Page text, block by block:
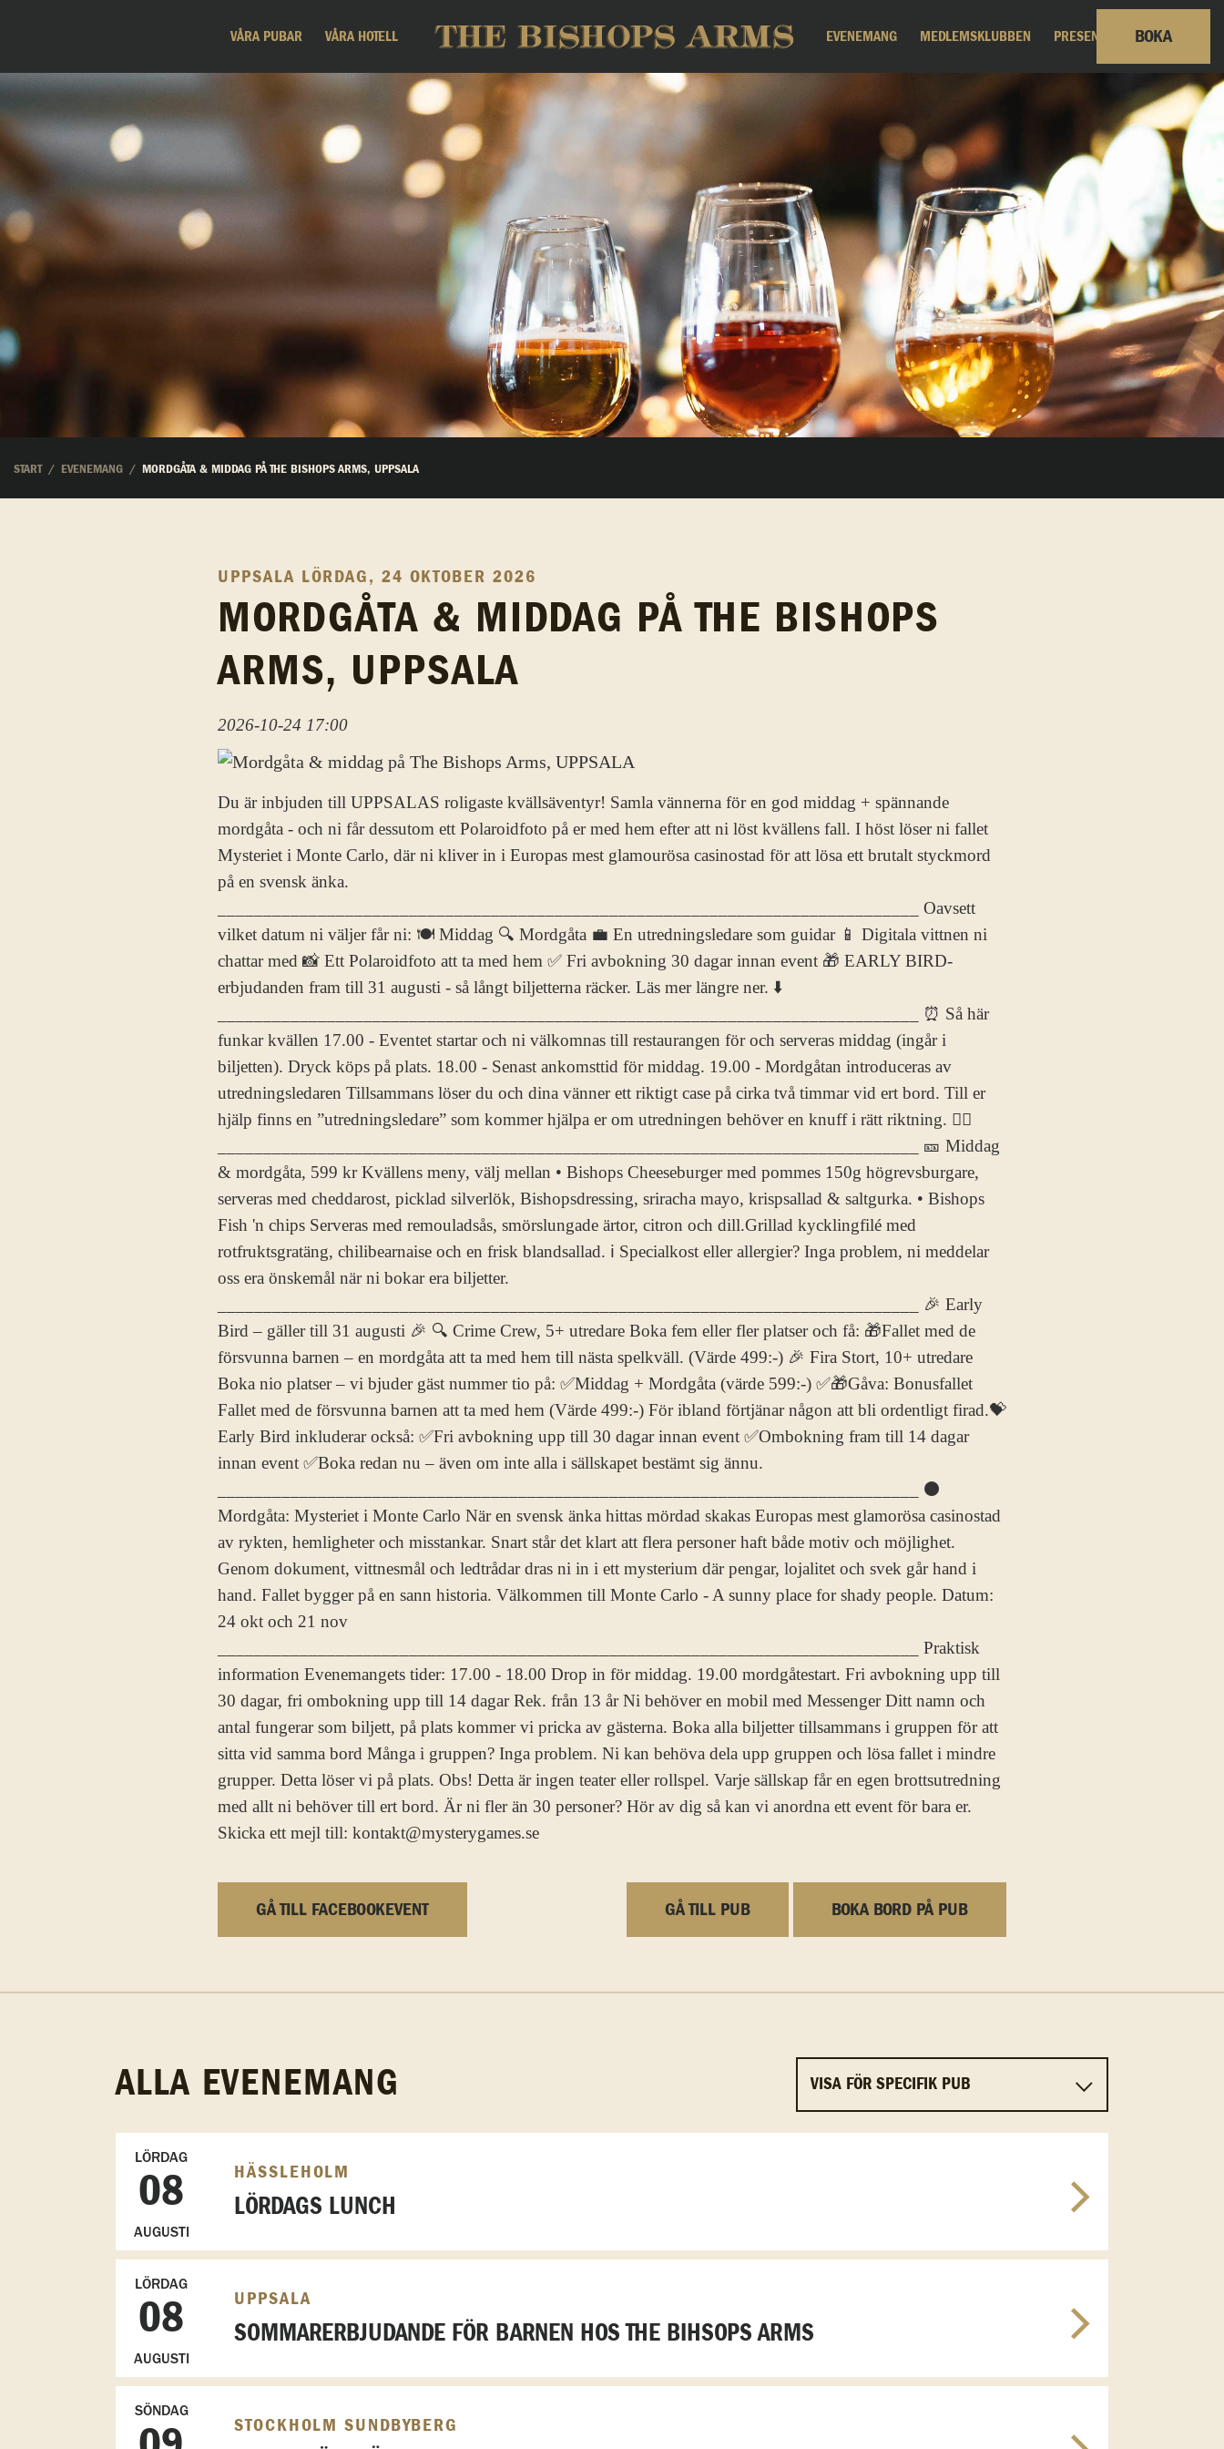
VÅRA PUBAR VÅRA HOTELL EVENEMANG MEDLEMSKLUBBEN PRESENTKORT BOKA
START EVENEMANG MORDGÅTA & MIDDAG PÅ THE BISHOPS ARMS, UPPSALA
UPPSALA LÖRDAG, 24 OKTOBER 2026
MORDGÅTA & MIDDAG PÅ THE BISHOPS
ARMS, UPPSALA
2026-10-24 17:00
Du är inbjuden till UPPSALAS roligaste kvällsäventyr! Samla vännerna för en god middag + spännande
mordgåta - och ni får dessutom ett Polaroidfoto på er med hem efter att ni löst kvällens fall. I höst löser ni fallet
Mysteriet i Monte Carlo, där ni kliver in i Europas mest glamourösa casinostad för att lösa ett brutalt styckmord
på en svensk änka.
_____________________________________________________________________________ Oavsett
vilket datum ni väljer får ni: 🍽️ Middag 🔍 Mordgåta 💼 En utredningsledare som guidar 📱 Digitala vittnen ni
chattar med 📸 Ett Polaroidfoto att ta med hem ✅ Fri avbokning 30 dagar innan event 🎁 EARLY BIRD-
erbjudanden fram till 31 augusti - så långt biljetterna räcker. Läs mer längre ner. ⬇️
_____________________________________________________________________________ ⏰ Så här
funkar kvällen 17.00 - Eventet startar och ni välkomnas till restaurangen för och serveras middag (ingår i
biljetten). Dryck köps på plats. 18.00 - Senast ankomsttid för middag. 19.00 - Mordgåtan introduceras av
utredningsledaren Tillsammans löser du och dina vänner ett riktigt case på cirka två timmar vid ert bord. Till er
hjälp finns en ”utredningsledare” som kommer hjälpa er om utredningen behöver en knuff i rätt riktning. 🕵️‍♀️
_____________________________________________________________________________ 🎫 Middag
& mordgåta, 599 kr Kvällens meny, välj mellan • Bishops Cheeseburger med pommes 150g högrevsburgare,
serveras med cheddarost, picklad silverlök, Bishopsdressing, sriracha mayo, krispsallad & saltgurka. • Bishops
Fish 'n chips Serveras med remouladsås, smörslungade ärtor, citron och dill.Grillad kycklingfilé med
rotfruktsgratäng, chilibearnaise och en frisk blandsallad. ℹ️ Specialkost eller allergier? Inga problem, ni meddelar
oss era önskemål när ni bokar era biljetter.
_____________________________________________________________________________ 🎉 Early
Bird – gäller till 31 augusti 🎉 🔍 Crime Crew, 5+ utredare Boka fem eller fler platser och få: 🎁Fallet med de
försvunna barnen – en mordgåta att ta med hem till nästa spelkväll. (Värde 499:-) 🎉 Fira Stort, 10+ utredare
Boka nio platser – vi bjuder gäst nummer tio på: ✅Middag + Mordgåta (värde 599:-) ✅🎁Gåva: Bonusfallet
Fallet med de försvunna barnen att ta med hem (Värde 499:-) För ibland förtjänar någon att bli ordentligt firad.💝
Early Bird inkluderar också: ✅Fri avbokning upp till 30 dagar innan event ✅Ombokning fram till 14 dagar
innan event ✅Boka redan nu – även om inte alla i sällskapet bestämt sig ännu.
_____________________________________________________________________________ ⚫
Mordgåta: Mysteriet i Monte Carlo När en svensk änka hittas mördad skakas Europas mest glamorösa casinostad
av rykten, hemligheter och misstankar. Snart står det klart att flera personer haft både motiv och möjlighet.
Genom dokument, vittnesmål och ledtrådar dras ni in i ett mysterium där pengar, lojalitet och svek går hand i
hand. Fallet bygger på en sann historia. Välkommen till Monte Carlo - A sunny place for shady people. Datum:
24 okt och 21 nov
_____________________________________________________________________________ Praktisk
information Evenemangets tider: 17.00 - 18.00 Drop in för middag. 19.00 mordgåtestart. Fri avbokning upp till
30 dagar, fri ombokning upp till 14 dagar Rek. från 13 år Ni behöver en mobil med Messenger Ditt namn och
antal fungerar som biljett, på plats kommer vi pricka av gästerna. Boka alla biljetter tillsammans i gruppen för att
sitta vid samma bord Många i gruppen? Inga problem. Ni kan behöva dela upp gruppen och lösa fallet i mindre
grupper. Detta löser vi på plats. Obs! Detta är ingen teater eller rollspel. Varje sällskap får en egen brottsutredning
med allt ni behöver till ert bord. Är ni fler än 30 personer? Hör av dig så kan vi anordna ett event för bara er.
Skicka ett mejl till: kontakt@mysterygames.se
GÅ TILL FACEBOOKEVENT GÅ TILL PUB BOKA BORD PÅ PUB
ALLA EVENEMANG
LÖRDAG
08
AUGUSTI
HÄSSLEHOLM
LÖRDAGS LUNCH
LÖRDAG
08
AUGUSTI
UPPSALA
SOMMARERBJUDANDE FÖR BARNEN HOS THE BIHSOPS ARMS
SÖNDAG
STOCKHOLM SUNDBYBERG